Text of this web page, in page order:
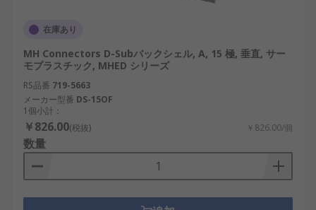
適切なD-subシェルを選定するには、用途や接続条
件に合わせたいくつかの要素を比較する必要があり
ます。
ピン数
信号ラインの数に応じて選択します。
接続方向: ストレート、アングル型、トップエ
ントリー、ボトムエントリーなど、装置内部
在庫あり
MH Connectors D-Subバックシェル, A, 15 極, 垂直, サー
モプラスチック, MHED シリーズ
RS品番 719-5663
メーカー型番 DS-15OF
1個小計：
￥826.00(税抜) ￥826.00/個
数量